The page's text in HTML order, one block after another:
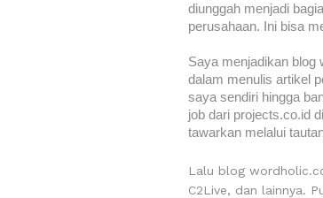
diunggah menjadi
perusahaan. Ini bisa
Saya menjadikan blog
dalam menulis artikel
saya sendiri hingga
job dari projects.co.id
tawarkan melalui
Lalu blog
C2Live, dan lainnya.